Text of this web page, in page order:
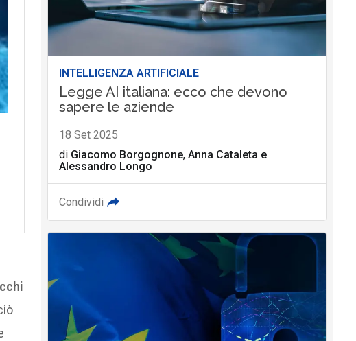
INTELLIGENZA ARTIFICIALE
Legge AI italiana: ecco che devono
sapere le aziende
18 Set 2025
di Giacomo Borgognone, Anna Cataleta e
Alessandro Longo
Condividi